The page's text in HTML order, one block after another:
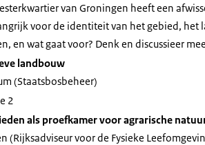
van Groningen heeft een
voor de identiteit van het gebied, het
en wat gaat voor? Denk en discussieer
landbouw
(Staatsbosbeheer)
2
als proefkamer voor agrarische
(Rijksadviseur voor de Fysieke